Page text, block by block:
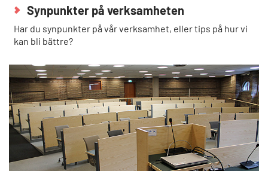
Synpunkter på verksamheten
Har du synpunkter på vår verksamhet, eller tips på hur vi
kan bli bättre?